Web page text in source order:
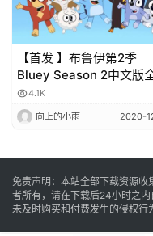
【首发 】布鲁伊第2季
Bluey Season 2中文版
集百度网盘免费下载
4.1K
向上的小雨 2020-
免责声明：本站全部下载资源
者所有，请在下载后24小时之
未及时购买和付费发生的侵权行